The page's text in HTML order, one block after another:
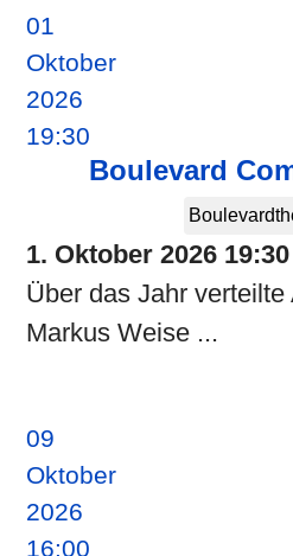
01
Oktober
2026
19:30
Boulevard
1. Oktober 2026 19:30
Über das Jahr
Markus Weise ...
09
Oktober
2026
16:00